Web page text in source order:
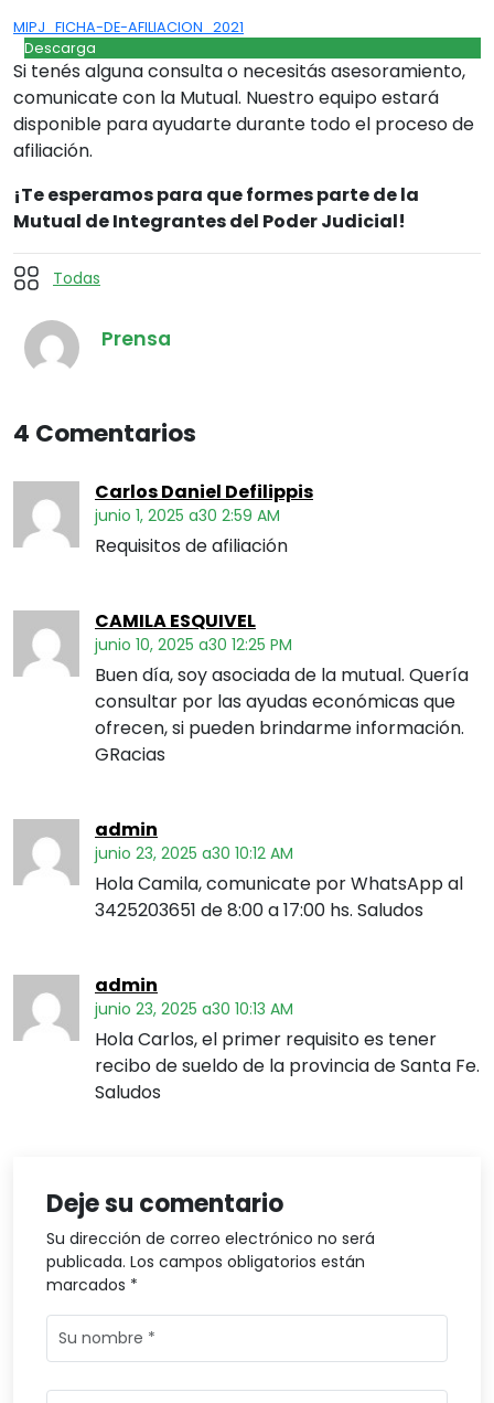
MIPJ_FICHA-DE-AFILIACION_2021
Descarga
Si tenés alguna consulta o necesitás asesoramiento,
comunicate con la Mutual. Nuestro equipo estará
disponible para ayudarte durante todo el proceso de
afiliación.
¡Te esperamos para que formes parte de la
Mutual de Integrantes del Poder Judicial!
Todas
Prensa
4 Comentarios
Carlos Daniel Defilippis
junio 1, 2025 a30 2:59 AM
Requisitos de afiliación
CAMILA ESQUIVEL
junio 10, 2025 a30 12:25 PM
Buen día, soy asociada de la mutual. Quería
consultar por las ayudas económicas que
ofrecen, si pueden brindarme información.
GRacias
admin
junio 23, 2025 a30 10:12 AM
Hola Camila, comunicate por WhatsApp al
3425203651 de 8:00 a 17:00 hs. Saludos
admin
junio 23, 2025 a30 10:13 AM
Hola Carlos, el primer requisito es tener
recibo de sueldo de la provincia de Santa Fe.
Saludos
Deje su comentario
Su dirección de correo electrónico no será
publicada. Los campos obligatorios están
marcados *